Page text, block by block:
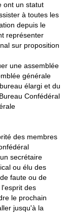
ont un statut
à toutes les
depuis le
représenter
sur proposition
une assemblée
générale
élargi et du
Confédéral
des membres
secrétaire
ou élu des
faute ou de
des
le prochain
jusqu'à la